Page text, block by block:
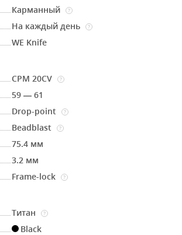
Карманный ?
На каждый день ?
WE Knife
CPM 20CV ?
59 — 61
Drop-point ?
Beadblast ?
75.4 мм
3.2 мм
Frame-lock ?
Титан ?
Black